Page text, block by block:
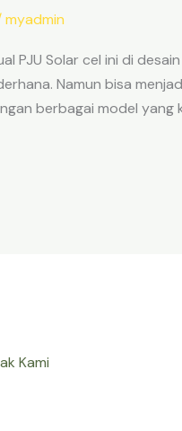
myadmin
PJU Solar cel ini di
Namun bisa
berbagai model yang
Kami